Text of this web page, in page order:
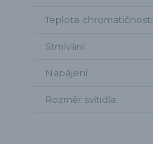
Teplota chromatičnosti
Stmívání
Napájení
Rozměr svítidla